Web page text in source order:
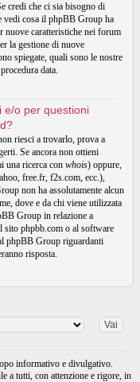
credi che ci sia bisogno di
vedi cosa il phpBB Group ha
nuove caratteristiche nei forum
la gestione di nuove
spiegate, quali sono le nostre
data.
e/o per questioni
riesci a trovarlo, prova a
Se ancora non ottieni
una ricerca con whois) oppure,
free.fr, f2s.com, ecc.),
non ha assolutamente alcun
dove e da chi viene utilizzata
Group in relazione a
sito phpbb.com o al software
phpBB Group riguardanti
risposta.
informativo e divulgativo.
a tutti, con attenzione e rigore, in